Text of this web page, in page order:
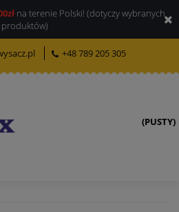
na terenie Polski! (dotyczy wybranych
produktów)
+48 789 205 305
(PUSTY)